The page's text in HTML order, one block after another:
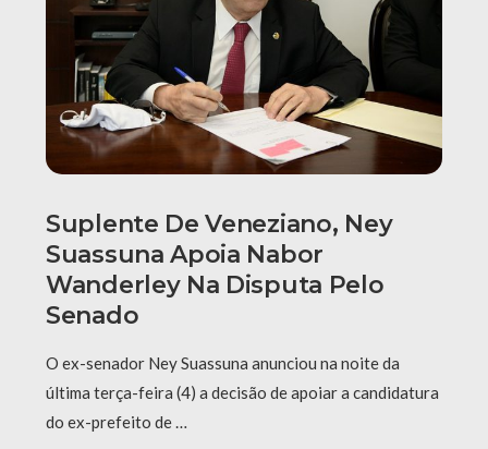
Suplente De Veneziano, Ney
Suassuna Apoia Nabor
Wanderley Na Disputa Pelo
Senado
O ex-senador Ney Suassuna anunciou na noite da
última terça-feira (4) a decisão de apoiar a candidatura
do ex-prefeito de …